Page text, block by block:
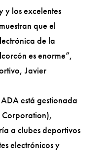
y los excelentes
que el
de la
es enorme”,
Javier
está gestionada
Corporation),
a clubes deportivos
electrónicos y